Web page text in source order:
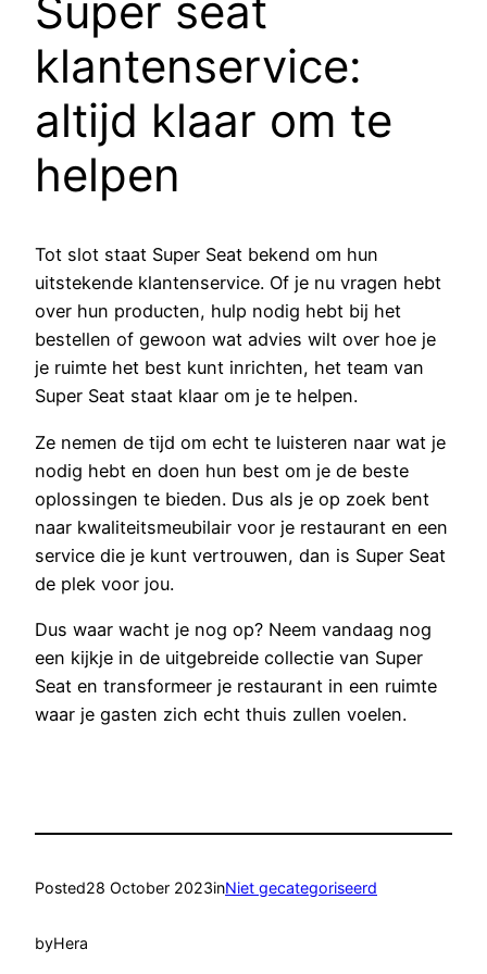
Super seat
klantenservice:
altijd klaar om te
helpen
Tot slot staat Super Seat bekend om hun
uitstekende klantenservice. Of je nu vragen hebt
over hun producten, hulp nodig hebt bij het
bestellen of gewoon wat advies wilt over hoe je
je ruimte het best kunt inrichten, het team van
Super Seat staat klaar om je te helpen.
Ze nemen de tijd om echt te luisteren naar wat je
nodig hebt en doen hun best om je de beste
oplossingen te bieden. Dus als je op zoek bent
naar kwaliteitsmeubilair voor je restaurant en een
service die je kunt vertrouwen, dan is Super Seat
de plek voor jou.
Dus waar wacht je nog op? Neem vandaag nog
een kijkje in de uitgebreide collectie van Super
Seat en transformeer je restaurant in een ruimte
waar je gasten zich echt thuis zullen voelen.
Posted28 October 2023inNiet gecategoriseerd
byHera